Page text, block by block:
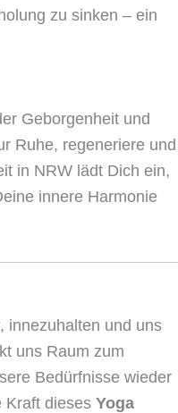
zu sinken – ein
Geborgenheit und
Ruhe, regeneriere und
in NRW lädt Dich ein,
innere Harmonie
innezuhalten und uns
uns Raum zum
Bedürfnisse wieder
Kraft dieses Yoga